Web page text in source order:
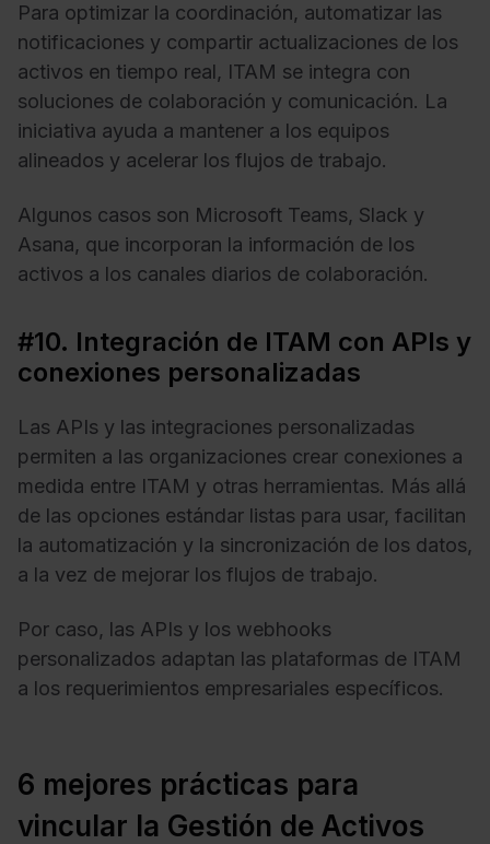
Para optimizar la coordinación, automatizar las
notificaciones y compartir actualizaciones de los
activos en tiempo real, ITAM se integra con
soluciones de colaboración y comunicación. La
iniciativa ayuda a mantener a los equipos
alineados y acelerar los flujos de trabajo.
Algunos casos son Microsoft Teams, Slack y
Asana, que incorporan la información de los
activos a los canales diarios de colaboración.
#10. Integración de ITAM con APIs y
conexiones personalizadas
Las APIs y las integraciones personalizadas
permiten a las organizaciones crear conexiones a
medida entre ITAM y otras herramientas. Más allá
de las opciones estándar listas para usar, facilitan
la automatización y la sincronización de los datos,
a la vez de mejorar los flujos de trabajo.
Por caso, las APIs y los webhooks
personalizados adaptan las plataformas de ITAM
a los requerimientos empresariales específicos.
6 mejores prácticas para
vincular la Gestión de Activos